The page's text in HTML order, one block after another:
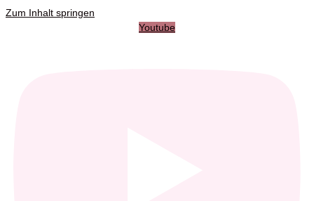
Zum Inhalt springen
Youtube